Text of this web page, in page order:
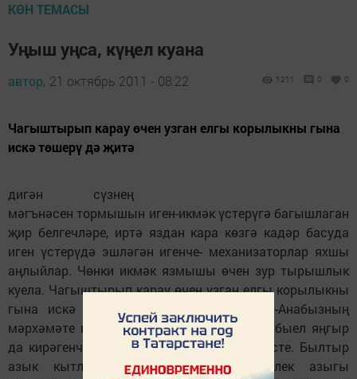
КӨН ТЕМАСЫ
Уңыш уңса, күңел куана
автор, 21 октябрь 2011 - 08:22 1211 0 0
Чагыштырып карау өчен узган елгы корылыкны гына
искә төшерү дә җитә
дигән сүзнең
мәгънәсен тормышын иген-икмәк үстерүгә багышлаган
җир белгечләре, иртә яздан кара көзгә кадәр басуда
иген үстерүдә эшләгән игенче- механизаторлар яхшы
аңлыйлар. Чөнки икмәк язмышы өчен зур тырышлык
куела. Чагыштырып карау өчен узган елгы корылыкны
гына искә төшерү дә җитә. Әмма Җир-Анабызның
мәрхәмәте киң, Тукай бабабыз әйтмешли, быел яңгыр
да кирәгенчә явып, җил дә вакытында исте. Былтыр
азык кытлыгы кичергәннән соң, терлек азыгы